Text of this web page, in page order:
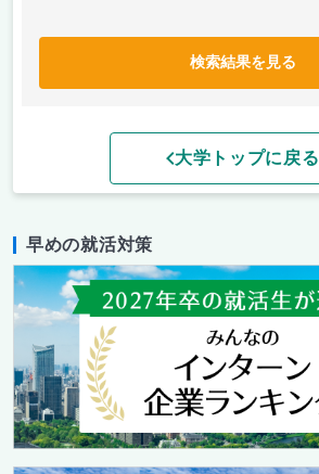
検索結果を見る
大学トップに戻る
早めの就活対策